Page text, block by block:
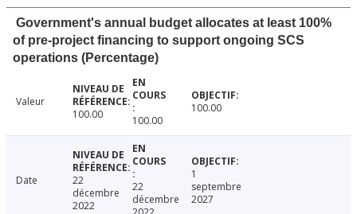
Government's annual budget allocates at least 100%
of pre-project financing to support ongoing SCS
operations (Percentage)
Valeur
100.00
100.00
100.00
Date
22
décembre
2022
22
décembre
1
septembre
2027